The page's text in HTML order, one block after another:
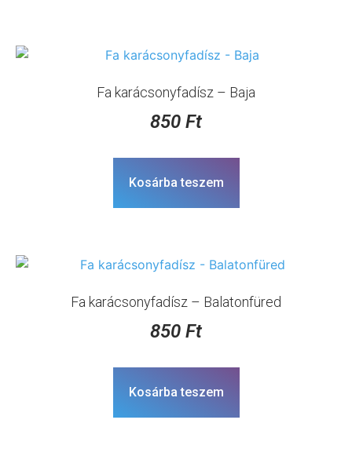
Fa karácsonyfadísz – Baja
850 Ft
Kosárba teszem
Fa karácsonyfadísz – Balatonfüred
850 Ft
Kosárba teszem